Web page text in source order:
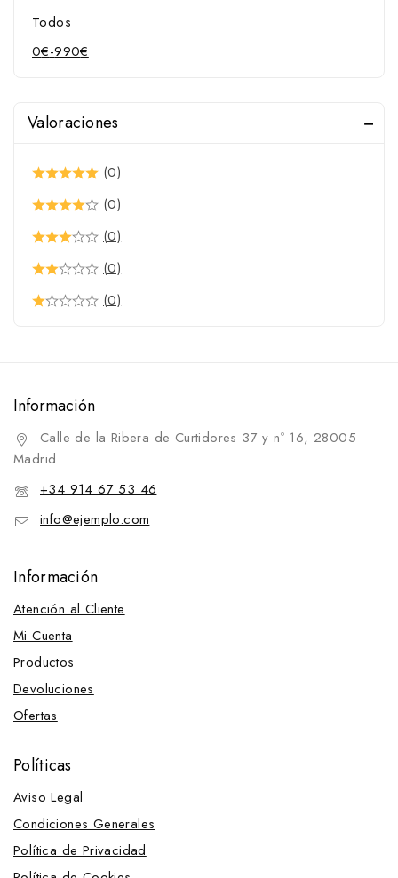
Todos
0€-990€
Valoraciones
(0)
(0)
(0)
(0)
(0)
Información
Calle de la Ribera de Curtidores 37 y nº 16, 28005
Madrid
+34 914 67 53 46
info@ejemplo.com
Información
Atención al Cliente
Mi Cuenta
Productos
Devoluciones
Ofertas
Políticas
Aviso Legal
Condiciones Generales
Política de Privacidad